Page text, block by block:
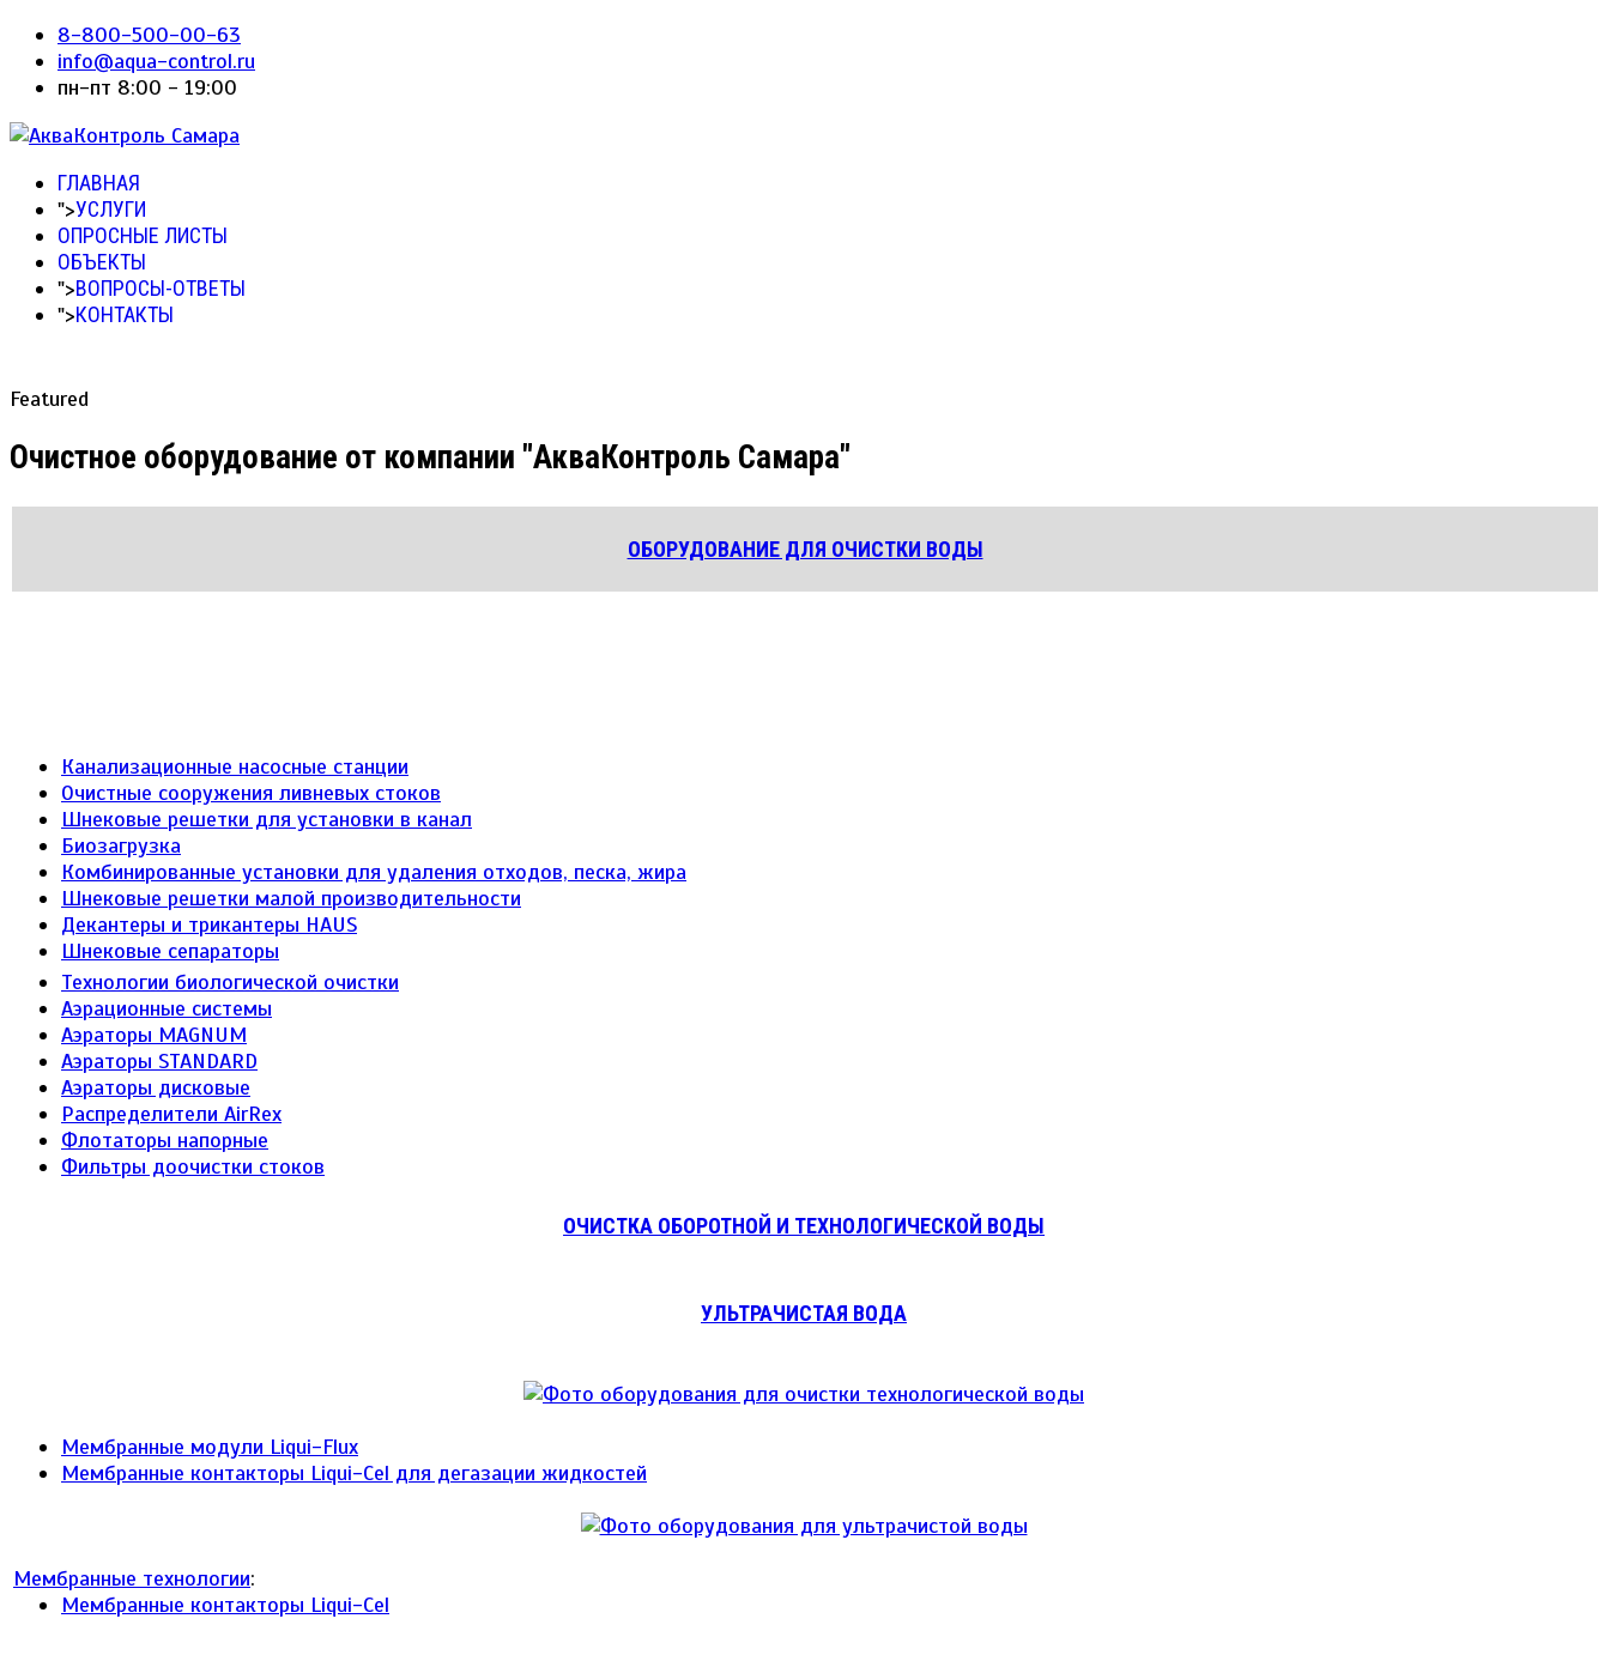
8-800-500-00-63
info@aqua-control.ru
пн-пт 8:00 - 19:00
ГЛАВНАЯ
">УСЛУГИ
ОПРОСНЫЕ ЛИСТЫ
ОБЪЕКТЫ
">ВОПРОСЫ-ОТВЕТЫ
">КОНТАКТЫ
Featured
Очистное оборудование от компании "АкваКонтроль Самара"
ОБОРУДОВАНИЕ ДЛЯ ОЧИСТКИ ВОДЫ
Канализационные насосные станции
Очистные сооружения ливневых стоков
Шнековые решетки для установки в канал
Биозагрузка
Комбинированные установки для удаления отходов, песка, жира
Шнековые решетки малой производительности
Декантеры и трикантеры HAUS
Шнековые сепараторы
Технологии биологической очистки
Аэрационные системы
Аэраторы MAGNUM
Аэраторы STANDARD
Аэраторы дисковые
Распределители AirRex
Флотаторы напорные
Фильтры доочистки стоков
ОЧИСТКА ОБОРОТНОЙ И ТЕХНОЛОГИЧЕСКОЙ ВОДЫ
УЛЬТРАЧИСТАЯ ВОДА
Мембранные модули Liqui-Flux
Мембранные контакторы Liqui-Cel для дегазации жидкостей
Мембранные технологии:
Мембранные контакторы Liqui-Cel